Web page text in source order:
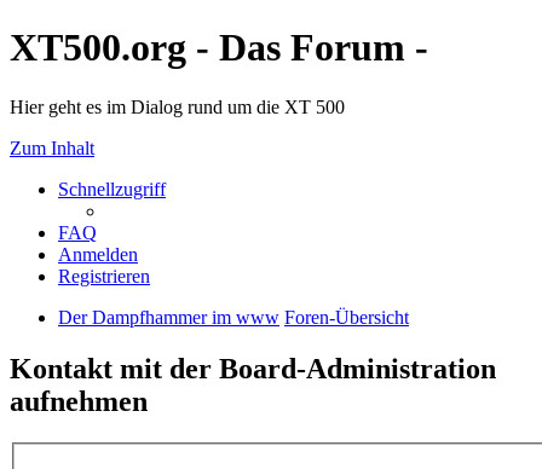
XT500.org - Das Forum -
Hier geht es im Dialog rund um die XT 500
Zum Inhalt
Schnellzugriff
FAQ
Anmelden
Registrieren
Der Dampfhammer im www Foren-Übersicht
Kontakt mit der Board-Administration
aufnehmen